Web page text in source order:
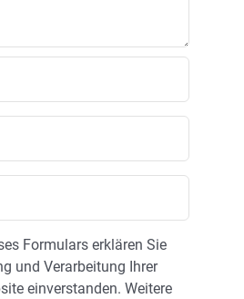
Formulars erklären Sie
und Verarbeitung Ihrer
einverstanden. Weitere